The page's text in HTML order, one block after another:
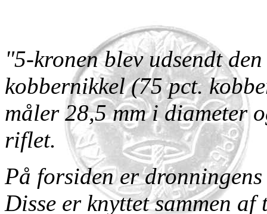
"5-kronen blev udsendt
kobbernikkel (75 pct.
måler 28,5 mm i diameter
riflet.
På forsiden er
Disse er knyttet sammen